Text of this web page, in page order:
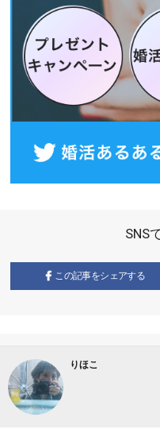
SNS
この記事をシェアする
りほこ